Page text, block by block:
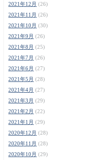
2021年12月 (26)
2021年11月 (26)
2021年10月 (30)
2021年9月 (26)
2021年8月 (25)
2021年7月 (26)
2021年6月 (27)
2021年5月 (28)
2021年4月 (27)
2021年3月 (29)
2021年2月 (22)
2021年1月 (29)
2020年12月 (28)
2020年11月 (28)
2020年10月 (29)